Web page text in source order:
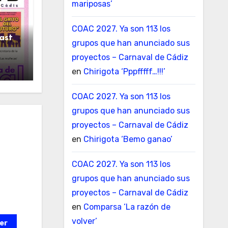
de
mariposas’
COAC 2027. Ya son 113 los
grupos que han anunciado sus
proyectos – Carnaval de Cádiz
en Chirigota ‘Pppfffff…!!!’
COAC 2027. Ya son 113 los
grupos que han anunciado sus
proyectos – Carnaval de Cádiz
en Chirigota ‘Bemo ganao’
COAC 2027. Ya son 113 los
grupos que han anunciado sus
proyectos – Carnaval de Cádiz
en Comparsa ‘La razón de
volver’